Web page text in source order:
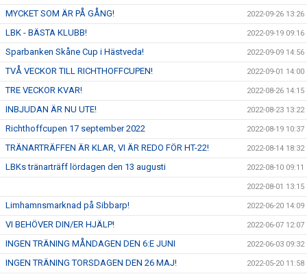
MYCKET SOM ÄR PÅ GÅNG! 2022-09-26 13:26
LBK - BÄSTA KLUBB! 2022-09-19 09:16
Sparbanken Skåne Cup i Hästveda! 2022-09-09 14:56
TVÅ VECKOR TILL RICHTHOFFCUPEN! 2022-09-01 14:00
TRE VECKOR KVAR! 2022-08-26 14:15
INBJUDAN ÄR NU UTE! 2022-08-23 13:22
Richthoffcupen 17 september 2022 2022-08-19 10:37
TRÄNARTRÄFFEN ÄR KLAR, VI ÄR REDO FÖR HT-22! 2022-08-14 18:32
LBKs tränarträff lördagen den 13 augusti 2022-08-10 09:11
2022-08-01 13:15
Limhamnsmarknad på Sibbarp! 2022-06-20 14:09
VI BEHÖVER DIN/ER HJÄLP! 2022-06-07 12:07
INGEN TRÄNING MÅNDAGEN DEN 6:E JUNI 2022-06-03 09:32
INGEN TRÄNING TORSDAGEN DEN 26 MAJ! 2022-05-20 11:58